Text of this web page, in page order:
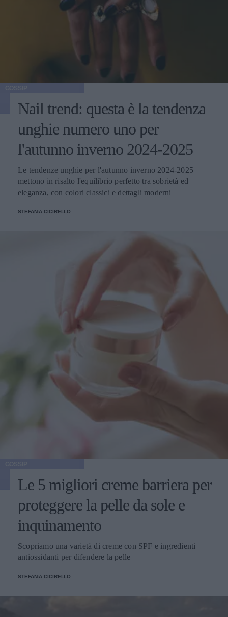
Nail trend: questa è la tendenza
unghie numero uno per
l'autunno inverno 2024-2025
Le tendenze unghie per l'autunno inverno 2024-2025
mettono in risalto l'equilibrio perfetto tra sobrietà ed
eleganza, con colori classici e dettagli moderni
STEFANIA CICIRELLO
Le 5 migliori creme barriera per
proteggere la pelle da sole e
inquinamento
Scopriamo una varietà di creme con SPF e ingredienti
antiossidanti per difendere la pelle
STEFANIA CICIRELLO